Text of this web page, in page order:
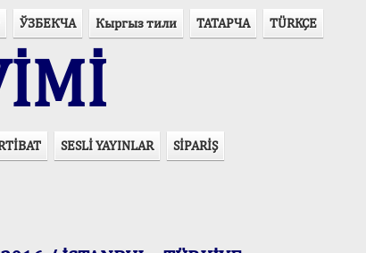
ЎЗБЕКЧА Кыргыз тили ТАТАРЧА TÜRKÇE
SESLİ YAYINLAR SİPARİŞ